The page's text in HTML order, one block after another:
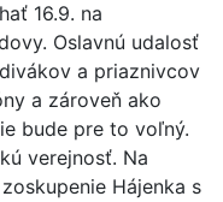
16.9. na
Oslavnú udalosť
a priaznivcov
a zároveň ako
bude pre to voľný.
verejnosť. Na
Hájenka s